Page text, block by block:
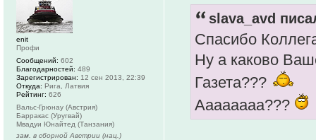
slava_avd
Спасибо
Ну а каково
Газета???
Аааааааа???
enit
Профи
Сообщений: 602
Благодарностей: 489
Зарегистрирован: 12 сен 2013, 22:39
Откуда: Рига, Латвия
Рейтинг: 626
Вальс-Грюнау (Австрия)
Барракас (Уругвай)
Мвадуи Юнайтед (Танзания)
зам. в сборной Австрии (нац.)